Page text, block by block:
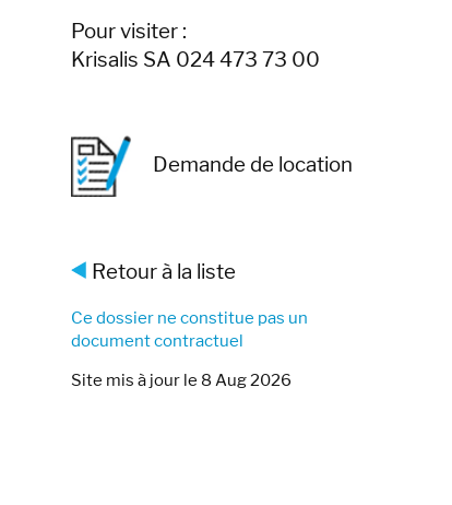
Pour visiter :
Krisalis SA 024 473 73 00
Demande de location
Retour à la liste
Ce dossier ne constitue pas un
document contractuel
Site mis à jour le 8 Aug 2026